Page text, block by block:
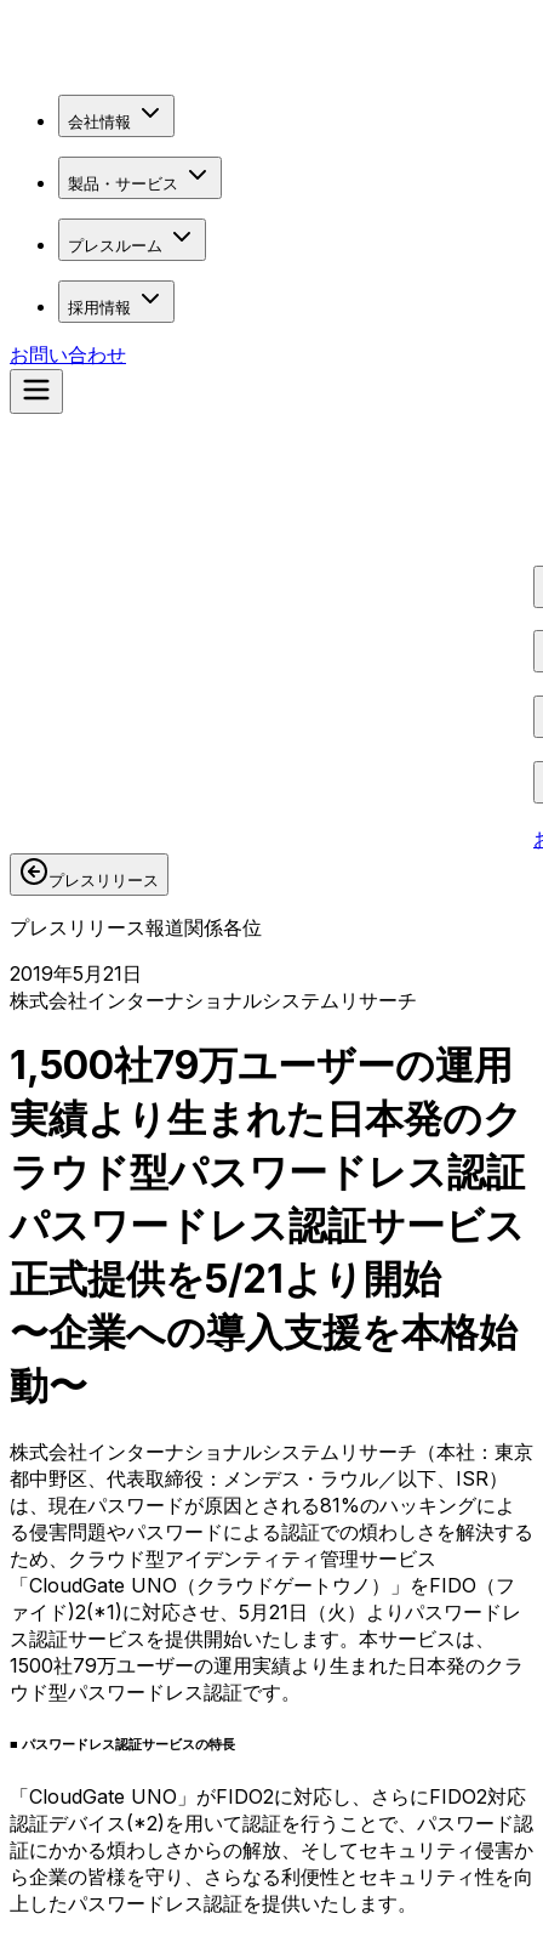
会社情報
製品・サービス
プレスルーム
採用情報
お問い合わせ
プレスリリース
プレスリリース報道関係各位
2019年5月21日
株式会社インターナショナルシステムリサーチ
1,500社79万ユーザーの運用
実績より生まれた日本発のク
ラウド型パスワードレス認証
パスワードレス認証サービス
正式提供を5/21より開始
〜企業への導入支援を本格始
動〜
株式会社インターナショナルシステムリサーチ（本社：東京
都中野区、代表取締役：メンデス・ラウル／以下、ISR）
は、現在パスワードが原因とされる81%のハッキングによ
る侵害問題やパスワードによる認証での煩わしさを解決する
ため、クラウド型アイデンティティ管理サービス
「CloudGate UNO（クラウドゲートウノ）」をFIDO（フ
ァイド)2(*1)に対応させ、5月21日（火）よりパスワードレ
ス認証サービスを提供開始いたします。本サービスは、
1500社79万ユーザーの運用実績より生まれた日本発のクラ
ウド型パスワードレス認証です。
■ パスワードレス認証サービスの特長
「CloudGate UNO」がFIDO2に対応し、さらにFIDO2対応
認証デバイス(*2)を用いて認証を行うことで、パスワード認
証にかかる煩わしさからの解放、そしてセキュリティ侵害か
ら企業の皆様を守り、さらなる利便性とセキュリティ性を向
上したパスワードレス認証を提供いたします。